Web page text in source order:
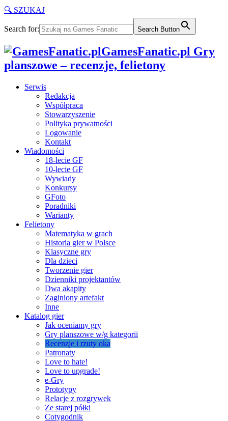
🔍 SZUKAJ
Search for: Search Button
GamesFanatic.pl Gry
planszowe – recenzje, felietony
Serwis
Redakcja
Współpraca
Stowarzyszenie
Polityka prywatności
Logowanie
Kontakt
Wiadomości
18-lecie GF
10-lecie GF
Wywiady
Konkursy
GFoto
Poradniki
Warianty
Felietony
Matematyka w grach
Historia gier w Polsce
Klasyczne gry
Dla dzieci
Tworzenie gier
Dzienniki projektantów
Dwa akapity
Zaginiony artefakt
Inne
Katalog gier
Jak oceniamy gry
Gry planszowe w/g kategorii
Recenzje i rzuty oka
Patronaty
Love to hate!
Love to upgrade!
e-Gry
Prototypy
Relacje z rozgrywek
Ze starej półki
Cotygodnik